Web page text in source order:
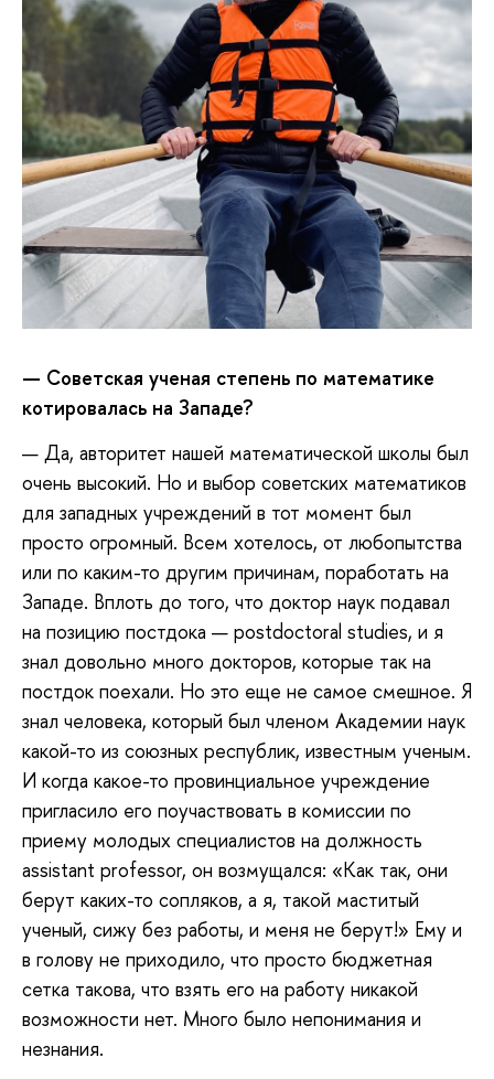
— Советская ученая степень по математике
котировалась на Западе?
— Да, авторитет нашей математической школы был
очень высокий. Но и выбор советских математиков
для западных учреждений в тот момент был
просто огромный. Всем хотелось, от любопытства
или по каким-то другим причинам, поработать на
Западе. Вплоть до того, что доктор наук подавал
на позицию постдока — postdoctoral studies, и я
знал довольно много докторов, которые так на
постдок поехали. Но это еще не самое смешное. Я
знал человека, который был членом Академии наук
какой-то из союзных республик, известным ученым.
И когда какое-то провинциальное учреждение
пригласило его поучаствовать в комиссии по
приему молодых специалистов на должность
assistant professor, он возмущался: «Как так, они
берут каких-то сопляков, а я, такой маститый
ученый, сижу без работы, и меня не берут!» Ему и
в голову не приходило, что просто бюджетная
сетка такова, что взять его на работу никакой
возможности нет. Много было непонимания и
незнания.